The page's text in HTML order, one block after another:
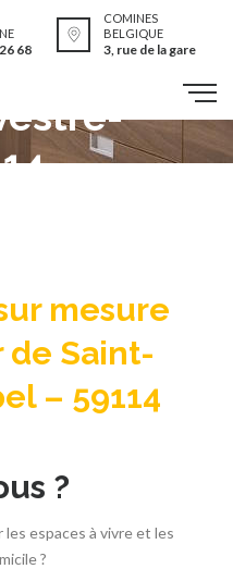
68
COMINES
BELGIQUE
3, rue de la gare
sur
le secteur
mesure
de Saint-
– 59114
?
espaces à vivre et les
?